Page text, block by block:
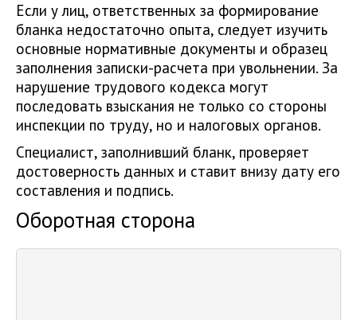
Если у лиц, ответственных за формирование
бланка недостаточно опыта, следует изучить
основные нормативные документы и образец
заполнения записки-расчета при увольнении. За
нарушение трудового кодекса могут
последовать взыскания не только со стороны
инспекции по труду, но и налоговых органов.
Специалист, заполнивший бланк, проверяет
достоверность данных и ставит внизу дату его
составления и подпись.
Оборотная сторона